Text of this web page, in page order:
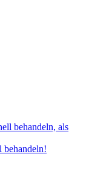
behandeln!